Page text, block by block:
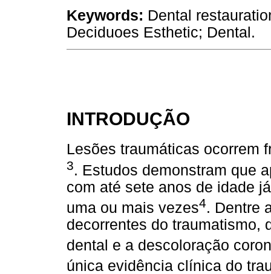
Keywords: Dental
Deciduoes Esthetic; Dental.
INTRODUÇÃO
Lesões traumáticas ocorrem
3. Estudos demonstram que
com até sete anos de idade
uma ou mais vezes4. Dentre
decorrentes do traumatismo,
dental e a descoloração
única evidência clínica do